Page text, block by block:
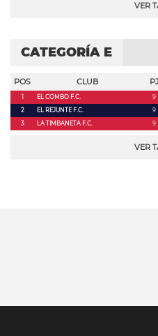
VER
CATEGORÍA E
POS CLUB PJ
1 EL COMBO F.C. 9
2
EL REJUNTE F.C. 9
3
LA TIMBANETA F.C. 9
VER